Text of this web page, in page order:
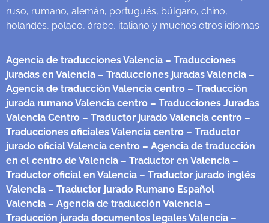
ruso, rumano, alemán, portugués, búlgaro, chino,
holandés, polaco, árabe, italiano y muchos otros idiomas
Agencia de traducciones Valencia – Traducciones
juradas en Valencia – Traducciones juradas Valencia –
Agencia de traducción Valencia centro – Traducción
jurada rumano Valencia centro – Traducciones Juradas
Valencia Centro – Traductor jurado Valencia centro –
Traducciones oficiales Valencia centro – Traductor
jurado oficial Valencia centro – Agencia de traducción
en el centro de Valencia – Traductor en Valencia –
Traductor oficial en Valencia – Traductor jurado inglés
Valencia – Traductor jurado Rumano Español
Valencia – Agencia de traducción Valencia –
Traducción jurada documentos legales Valencia –